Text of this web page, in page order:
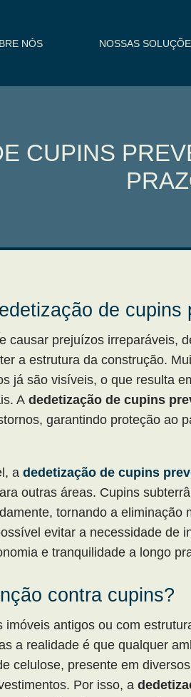
NÓS NOSSAS
CUPINS
de cupins
causar prejuízos irreparáveis,
a estrutura da construção.
já são visíveis, o que resulta
Adedetização de cupins
garantindo proteção ao
adedetização de cupins
outras áreas. Cupins
tornando a eliminação
evitar a necessidade de
e tranquilidade a longo
contra cupins?
antigos ou com
a realidade é que qualquer
celulose, presente em
Por isso, a